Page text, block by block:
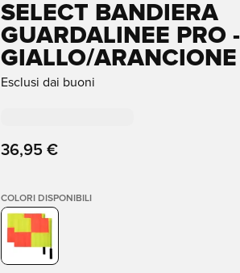
SELECT BANDIERA
GUARDALINEE PRO -
GIALLO/ARANCIONE
Esclusi dai buoni
36,95 €
COLORI DISPONIBILI